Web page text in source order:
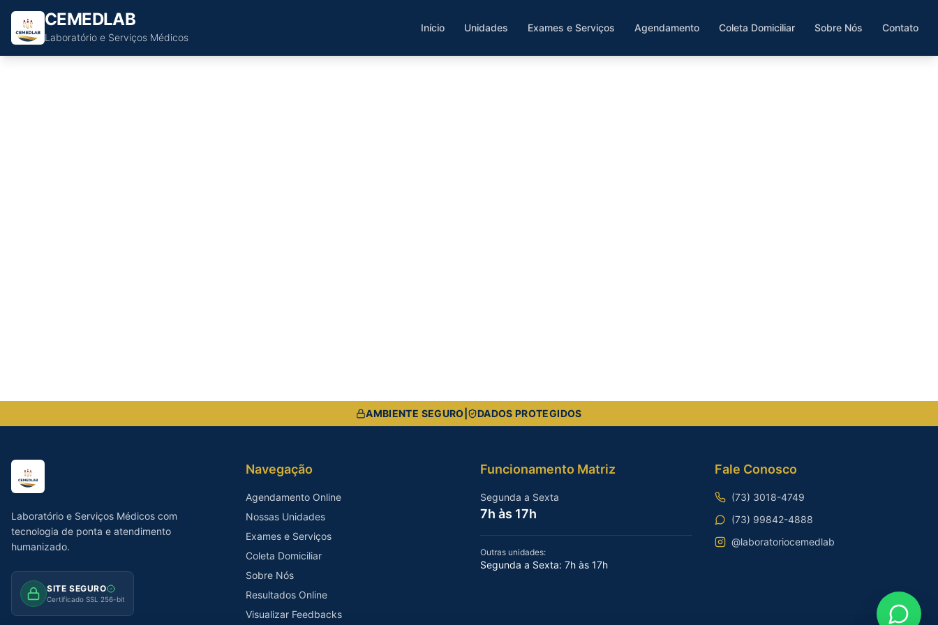
CEMEDLAB
Laboratório e Serviços Médicos
Início Unidades Exames e Serviços Agendamento Coleta Domiciliar Sobre Nós Contato
AMBIENTE SEGURO DADOS PROTEGIDOS
Laboratório e Serviços Médicos com
tecnologia de ponta e atendimento
humanizado.
SITE SEGURO
Certificado SSL 256-bit
Navegação
Agendamento Online
Nossas Unidades
Exames e Serviços
Coleta Domiciliar
Sobre Nós
Resultados Online
Visualizar Feedbacks
Funcionamento Matriz
Segunda a Sexta
7h às 17h
Outras unidades:
Segunda a Sexta: 7h às 17h
Fale Conosco
(73) 3018-4749
(73) 99842-4888
@laboratoriocemedlab